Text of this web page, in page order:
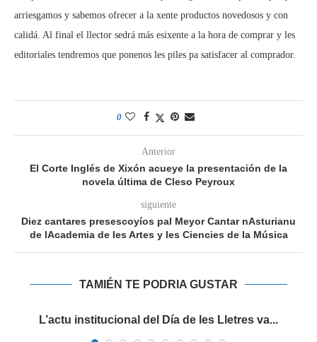
arriesgamos y sabemos ofrecer a la xente productos novedosos y con
calidá. Al final el llector sedrá más esixente a la hora de comprar y les
editoriales tendremos que ponenos les piles pa satisfacer al comprador.
0
Anterior
El Corte Inglés de Xixón acueye la presentación de la
novela última de Cleso Peyroux
siguiente
Diez cantares presescoyíos pal Meyor Cantar nAsturianu
de lAcademia de les Artes y les Ciencies de la Música
TAMIÉN TE PODRIA GUSTAR
L’actu institucional del Día de les Lletres va...